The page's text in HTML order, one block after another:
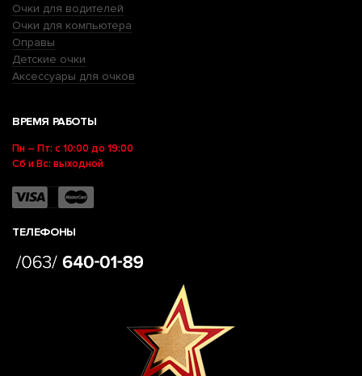
Очки для водителей
Очки для компьютера
Оправы
Детские очки
Аксессуары для очков
ВРЕМЯ РАБОТЫ
Пн – Пт: с 10:00 до 19:00
Сб и Вс: выходной
ТЕЛЕФОНЫ